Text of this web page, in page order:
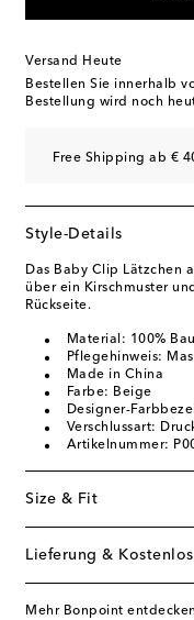
Versand Heute
Bestellen Sie innerhalb
Bestellung wird noch
Free Shipping ab €
Style-Details
Das Baby Clip Lätzchen
über ein Kirschmuster
Rückseite.
Material: 100%
Pflegehinweis:
Made in China
Farbe: Beige
Designer-
Verschlussart:
Artikelnummer:
Size & Fit
Lieferung &
Mehr Bonpoint entdecken